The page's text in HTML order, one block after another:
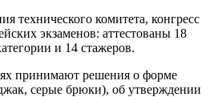
технического комитета, конгресс
экзаменов: аттестованы 18
и 14 стажеров.
принимают решения о форме
серые брюки), об утверждении